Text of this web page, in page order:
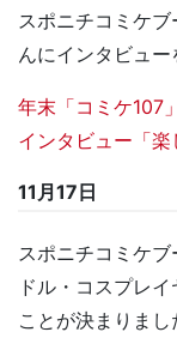
スポニチコミケ
んにインタビュー
年末「コミケ107
インタビュー「楽
11月17日
スポニチコミケ
ドル・コスプレ
ことが決まりま